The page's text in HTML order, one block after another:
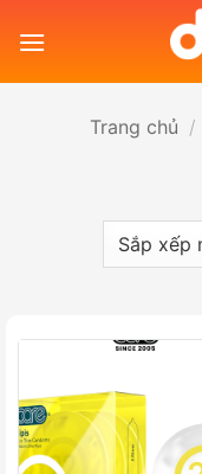
qua
Trang chủ /